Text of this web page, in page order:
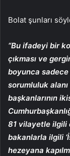
Bolat şunları
“Bu ifadeyi bir
çıkması ve
boyunca
sorumluluk
başkanlarının
81 vilayetle ilgili
bakanlarla ilgili
hezeyana